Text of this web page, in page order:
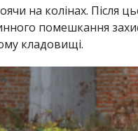
на колінах.
помешкання
кладовищі.